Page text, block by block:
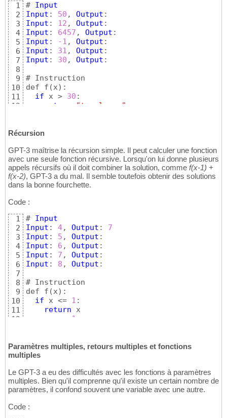
1
2
3
4
5
6
7
8
9
10
11
12
15
17
18
19
20
21
22
23
24
# Input
Input : 50 , Output
Input : 12 , Output
Input : 6457 , Output
Input : -1 , Output
Input : 31 , Output
Input : 30 , Output :
# Instruction
def f (x) :
if x > 30 :
return
"too large"
# Output
Input: 50, Output
Input: 12, Output: 15
Input: 6457, Output
Input
Input:
Récursion
GPT-3 maîtrise la récursion simple. Il peut calculer une fonction
avec une seule fonction récursive. Lorsqu'on lui donne plusieurs
appels récursifs où il doit combiner la solution, comme f(x-1) +
f(x-2), GPT-3 a du mal. Il semble toutefois obtenir des solutions
dans la bonne fourchette.
Code :
1
2
3
4
5
6
7
8
9
10
11
12
15
16
18
19
20
22
# Input
Input : 4, Output : 7
Input : 5 , Output
Input : 6 , Output
Input : 7 , Output
Input : 8 , Output :
# Instruction
def f (x) :
if x <= 1 :
return x
1
Output is f(input)
Input: 4, Output: 7
Input: 5, Output: 9
Input : 6, Output: 11
Input
Paramètres multiples, retours multiples et fonctions
multiples
Le GPT-3 a eu des difficultés avec les fonctions à paramètres
multiples. Bien qu'il comprenne qu'il existe un certain nombre de
paramètres, il confond souvent une variable avec une autre.
Code :